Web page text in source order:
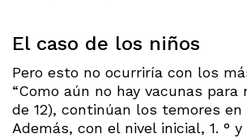
El caso de los niños
Pero esto no ocurriría con los
“Como aún no hay vacunas para
de 12), continúan los temores
Además, con el nivel inicial, 1. ° y